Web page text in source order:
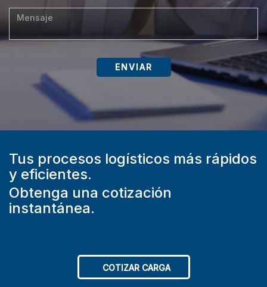
Tus procesos logísticos más rápidos
y eficientes.
Obtenga una cotización
instantánea.
COTIZAR CARGA